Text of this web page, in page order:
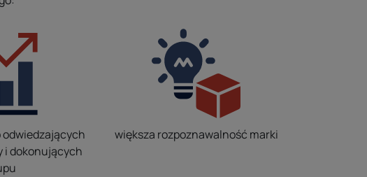
i dokonujących
większa rozpoznawalność marki